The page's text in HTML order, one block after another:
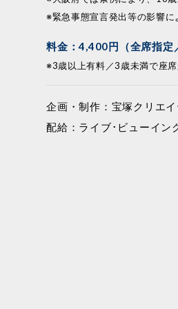
※緊急事態宣言発出等の影響
料金：4,400円（全席指
※3歳以上有料／3歳未満で座
企画・制作：宝塚クリエ
配給：ライブ･ビューイン